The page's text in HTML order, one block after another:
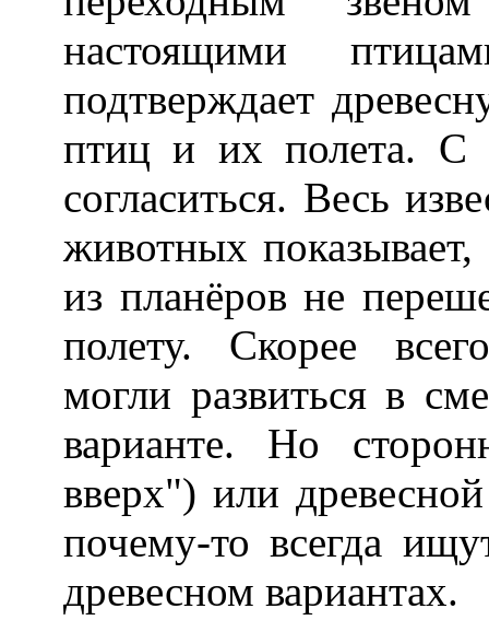
настоящими
подтверждает
птиц и их полета. С
согласиться. Весь
животных
из планёров не
полету. Скорее
могли развиться в
варианте. Но
вверх") или
почему-то всегда
древесном вариантах.